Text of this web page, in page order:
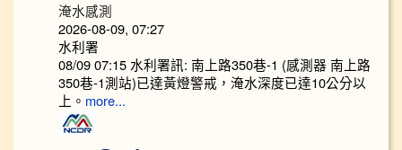
淹水感測
2026-08-09, 07:27
水利署
08/09 07:15 水利署訊: 南上路350巷-1 (感測器 南上路
350巷-1測站)已達黃燈警戒，淹水深度已達10公分以
上。​​​ more...